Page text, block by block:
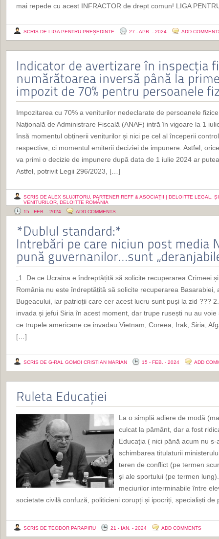
mai repede cu acest INFRACTOR de drept comun! LIGA
SCRIS DE LIGA PENTRU PREȘEDINTE 27 - APR. - 2024 ADD
Impozitarea cu 70% a veniturilor nedeclarate de persoanele
Națională de Administrare Fiscală (ANAF) intră în vigoare la 1
însă momentul obținerii veniturilor și nici pe cel al începerii
respective, ci momentul emiterii deciziei de impunere. Astfel,
va primi o decizie de impunere după data de 1 iulie 2024 ar
Astfel, potrivit Legii 296/2023, […]
SCRIS DE ALEX SLUJITORU, PARTENER REFF & ASOCIAȚII | DELOITTE LEGAL,
VENITURILOR, DELOITTE ROMÂNIA
15 - FEB. - 2024
ADD COMMENTS
„1. De ce Ucraina e îndreptățită să solicite recuperarea Crimeei
România nu este îndreptățită să solicite recuperarea Basarabiei,
Bugeacului, iar patrioții care cer acest lucru sunt puși la zid ???
invada și jefui Siria în acest moment, dar trupe rusești nu au
ce trupele americane ce invadau Vietnam, Coreea, Irak, Siria,
[…]
SCRIS DE G-RAL GOMOI CRISTIAN MARIAN 15 - FEB. - 2024 ADD
La o simplă adiere de modă
culcat la pământ, dar a fost
Educația ( nici până acum nu
schimbarea titulaturii
teren de conflict (pe termen
și ale sportului (pe termen
meciurilor interminabile între
societate civilă confuză, politicieni corupți și ipocriți, specialiști
SCRIS DE TEODOR PARAPIRU 21 - IAN. - 2024 ADD COMMENTS